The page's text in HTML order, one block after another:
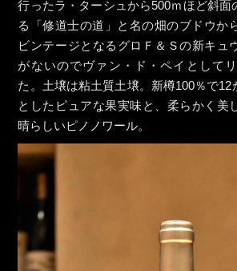
行ったラ・ターシュから500ｍほど斜面
る「修道士の道」と名の畑のブドウか
ビンテージとなるグロＦ＆Ｓの新キュ
がないのでヴァン・ド・ペイとして
た。土壌は粘土質土壌。新樽100％で12
としたピュアな果実味と、柔らかく美
晴らしいピノノワール。